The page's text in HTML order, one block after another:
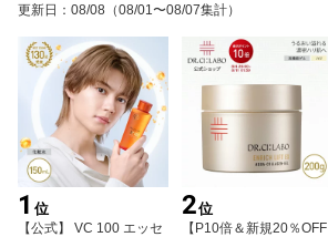
更新日 ： 08/08 （08/01〜08/07集計）
1 位
【公式】 VC 100 エッセ
2位
【P10倍＆新規20％OFF